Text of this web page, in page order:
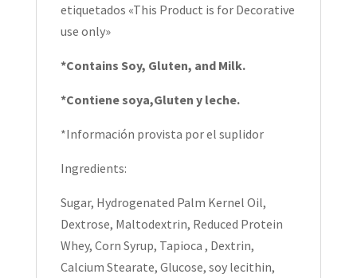
etiquetados «This Product is for Decorative
use only»
*Contains Soy, Gluten, and Milk.
*Contiene soya,Gluten y leche.
*Información provista por el suplidor
Ingredients:
Sugar, Hydrogenated Palm Kernel Oil,
Dextrose, Maltodextrin, Reduced Protein
Whey, Corn Syrup, Tapioca , Dextrin,
Calcium Stearate, Glucose, soy lecithin,